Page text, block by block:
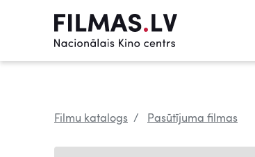
Filmu katalogs Pasūtījuma filmas